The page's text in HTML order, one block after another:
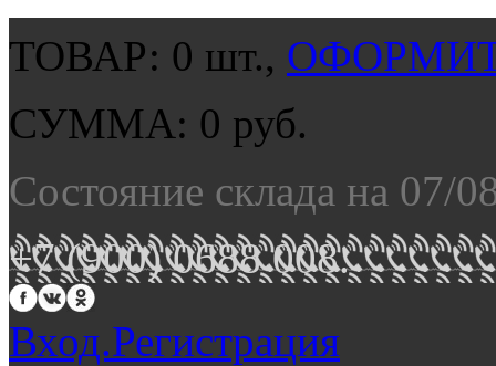
ТОВАР: 0 шт.,
СУММА: 0 руб.
Состояние склада на 07/
+7 (900) 0688 008.
Вход.Регистрация